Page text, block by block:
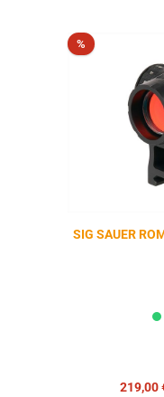
%Rabatt
SIG SAUER
219,00